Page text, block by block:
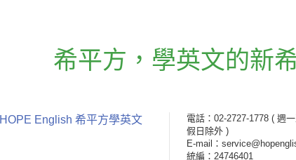
希平方 ， 學英文的新
HOPE English 希平方學英文 電話：02-2727-1778 ( 週
假日除外 )
E-mail：
統編：24746401